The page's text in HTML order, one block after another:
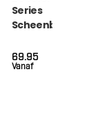
Series
Scheenbeschermers
SG)
Vanaf
69.95